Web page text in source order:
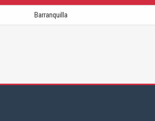
Barranquilla